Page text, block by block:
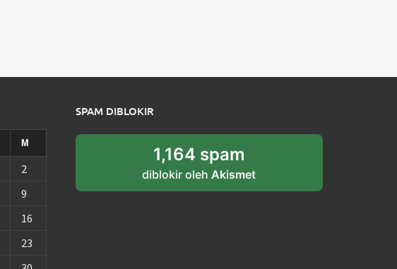
M
2
9
16
23
SPAM DIBLOKIR
1,164 spam
diblokir olehAkismet